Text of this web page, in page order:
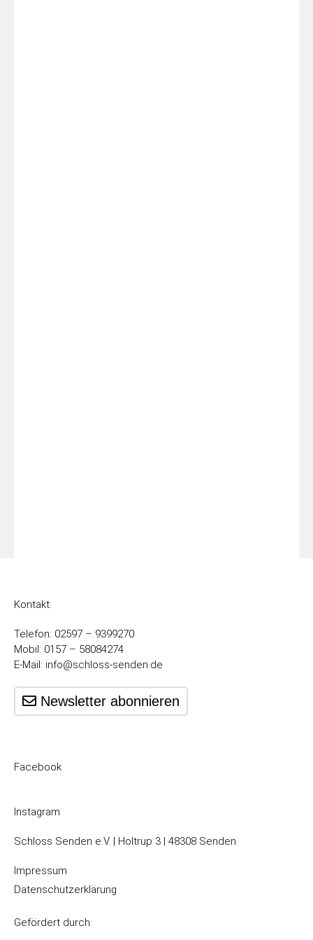
Kontakt:
Telefon: 02597 – 9399270
Mobil: 0157 – 58084274
E-Mail: info@schloss-senden.de
Newsletter abonnieren
Facebook
Instagram
Schloss Senden e.V. | Holtrup 3 | 48308 Senden
Impressum
Datenschutzerklärung
Gefördert durch: